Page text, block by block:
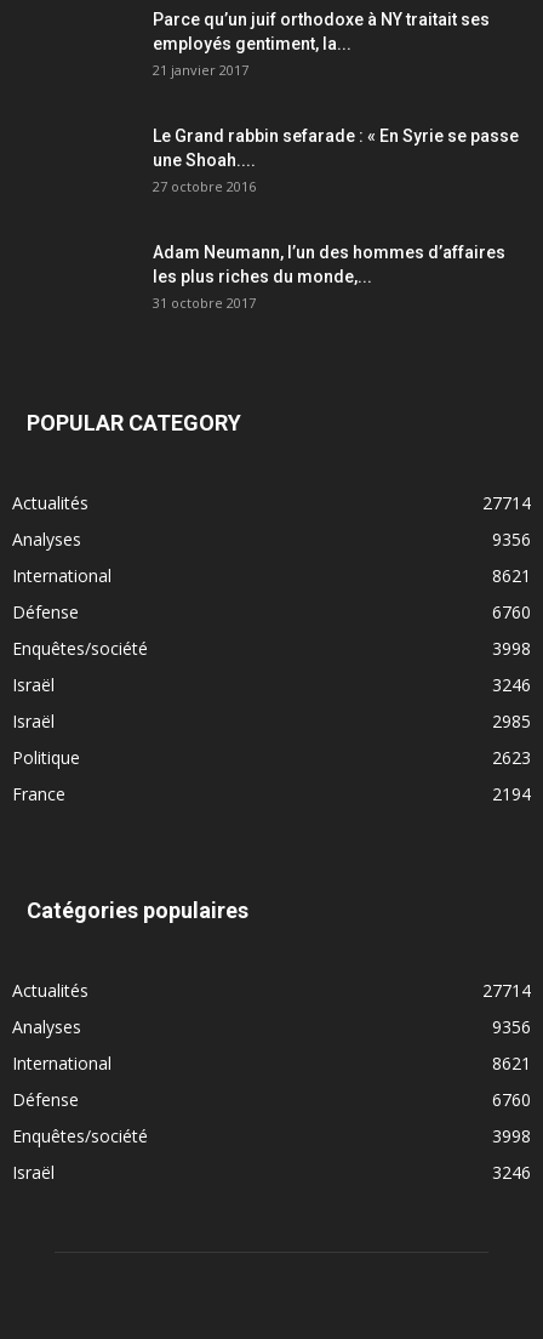
Parce qu’un juif orthodoxe à NY traitait ses
employés gentiment, la...
21 janvier 2017
Le Grand rabbin sefarade : « En Syrie se passe
une Shoah....
27 octobre 2016
Adam Neumann, l’un des hommes d’affaires
les plus riches du monde,...
31 octobre 2017
POPULAR CATEGORY
Actualités
27714
Analyses
9356
International
8621
Défense
6760
Enquêtes/société
3998
Israël
3246
Israël
2985
Politique
2623
France
2194
Catégories populaires
Actualités
27714
Analyses
9356
International
8621
Défense
6760
Enquêtes/société
3998
Israël
3246